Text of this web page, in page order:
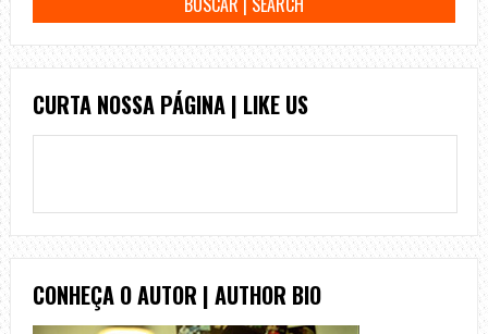
CURTA NOSSA PÁGINA | LIKE US
CONHEÇA O AUTOR | AUTHOR BIO